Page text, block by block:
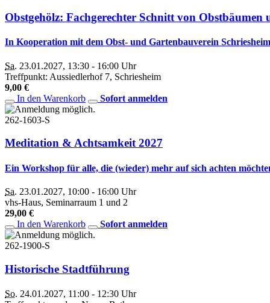
Obstgehölz: Fachgerechter Schnitt von Obstbäumen
In Kooperation mit dem Obst- und Gartenbauverein Schriesheim
Sa. 23.01.2027, 13:30 - 16:00 Uhr
Treffpunkt: Aussiedlerhof 7, Schriesheim
9,00 €
In den Warenkorb
Sofort anmelden
262-1603-S
Meditation & Achtsamkeit 2027
Ein Workshop für alle, die (wieder) mehr auf sich achten
Sa. 23.01.2027, 10:00 - 16:00 Uhr
vhs-Haus, Seminarraum 1 und 2
29,00 €
In den Warenkorb
Sofort anmelden
262-1900-S
Historische Stadtführung
So. 24.01.2027, 11:00 - 12:30 Uhr